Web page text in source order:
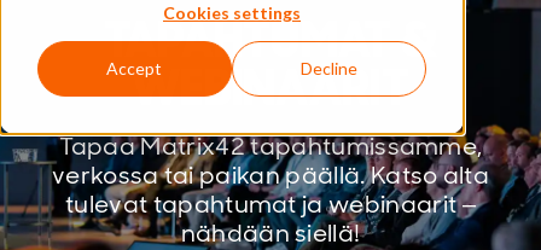
Cookies settings
Accept Decline
TAPAHTUMAT &
WEBINAARIT
Tapaa Matrix42 tapahtumissamme,
verkossa tai paikan päällä. Katso alta
tulevat tapahtumat ja webinaarit –
nähdään siellä!